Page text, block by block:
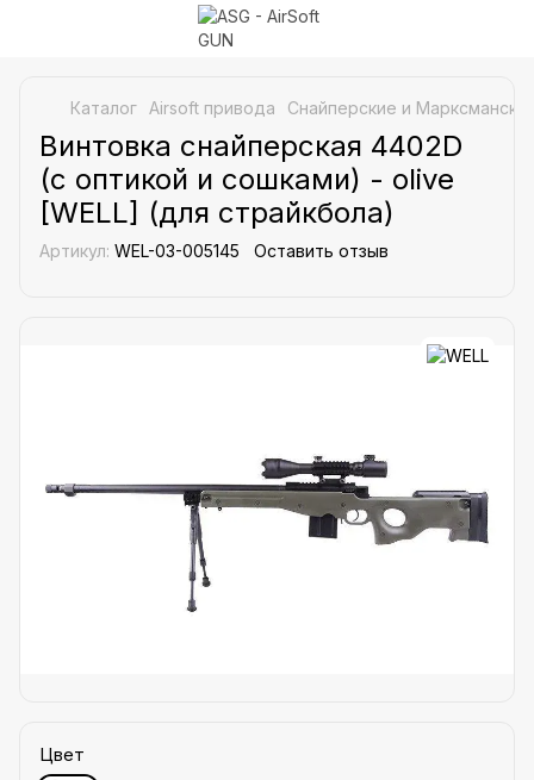
Каталог Airsoft привода Снайперские и
Винтовка снайперская 4402D
(с оптикой и сошками) - olive
[WELL] (для страйкбола)
Артикул: WEL-03-005145 Оставить отзыв
Цвет